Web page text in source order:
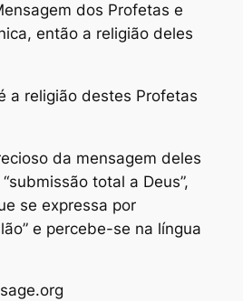
dos Profetas e
então a religião deles
a religião destes Profetas
da mensagem deles
total a Deus”,
se expressa por
e percebe-se na língua